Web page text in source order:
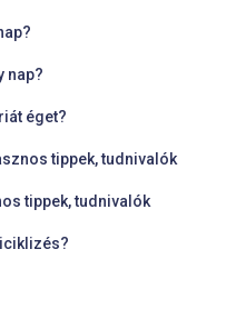
nap?
éget?
tippek, tudnivalók
tippek, tudnivalók